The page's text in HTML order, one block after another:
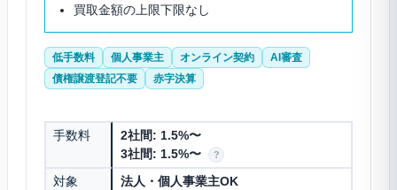
買取金額の上限下限なし
低手数料 個人事業主 オンライン契約
AI審査
債権譲渡登記不要
赤字決算
手数料
2社間: 1.5%〜
3社間: 1.5%〜
?
対象
法人・個人事業主OK